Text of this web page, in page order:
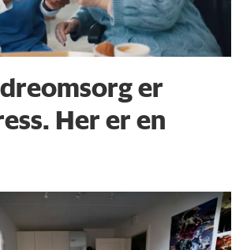
er
Her er en